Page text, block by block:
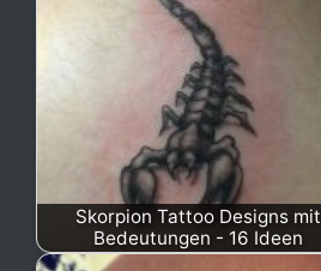
Skorpion Tattoo Designs mit
Bedeutungen - 16 Ideen